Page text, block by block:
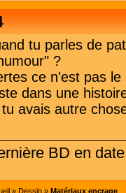
tu parles de
?
ce n'est pas
dans une
tu avais autre
BD en
» Dessin » Matériaux encrage